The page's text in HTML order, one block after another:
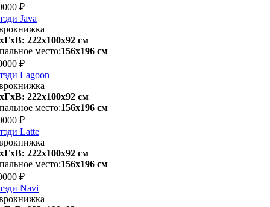
₽
Java
222х100x92 см
место:156х196 см
₽
Lagoon
222х100x92 см
место:156х196 см
₽
Latte
222х100x92 см
место:156х196 см
₽
Navi